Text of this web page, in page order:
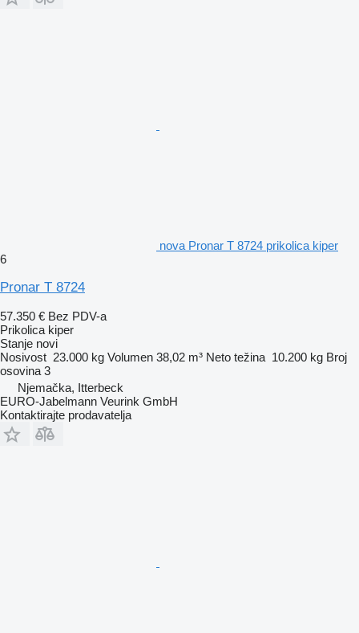
nova Pronar T 8724 prikolica kiper
6
Pronar T 8724
57.350 € Bez PDV-a
Prikolica kiper
Stanje novi
Nosivost 23.000 kg Volumen 38,02 m³ Neto težina 10.200 kg Broj
osovina 3
Njemačka, Itterbeck
EURO-Jabelmann Veurink GmbH
Kontaktirajte prodavatelja